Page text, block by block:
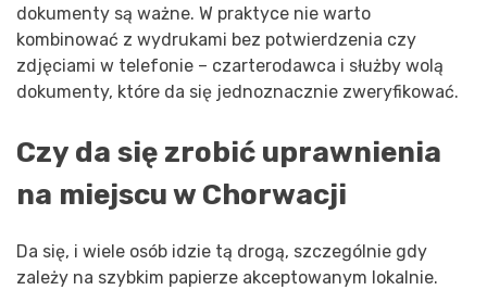
dokumenty są ważne. W praktyce nie warto
kombinować z wydrukami bez potwierdzenia czy
zdjęciami w telefonie – czarterodawca i służby wolą
dokumenty, które da się jednoznacznie zweryfikować.
Czy da się zrobić uprawnienia
na miejscu w Chorwacji
Da się, i wiele osób idzie tą drogą, szczególnie gdy
zależy na szybkim papierze akceptowanym lokalnie.